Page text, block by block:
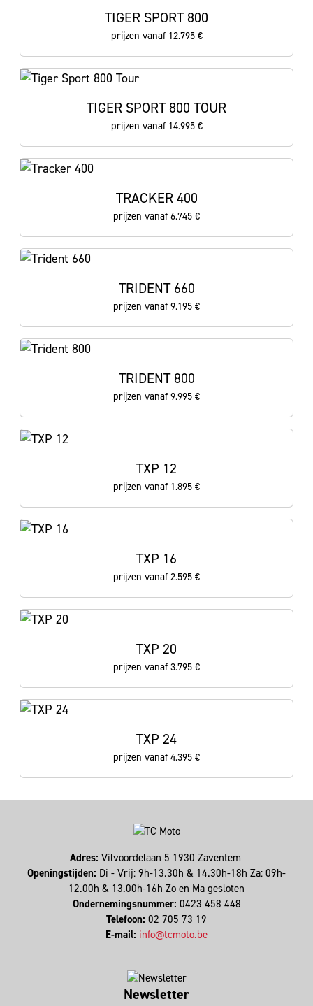
TIGER SPORT 800
prijzen vanaf 12.795 €
TIGER SPORT 800 TOUR
prijzen vanaf 14.995 €
TRACKER 400
prijzen vanaf 6.745 €
TRIDENT 660
prijzen vanaf 9.195 €
TRIDENT 800
prijzen vanaf 9.995 €
TXP 12
prijzen vanaf 1.895 €
TXP 16
prijzen vanaf 2.595 €
TXP 20
prijzen vanaf 3.795 €
TXP 24
prijzen vanaf 4.395 €
Adres: Vilvoordelaan 5 1930 Zaventem
Openingstijden: Di - Vrij: 9h-13.30h & 14.30h-18h Za: 09h-
12.00h & 13.00h-16h Zo en Ma gesloten
Ondernemingsnummer: 0423 458 448
Telefoon: 02 705 73 19
E-mail: info@tcmoto.be
Newsletter